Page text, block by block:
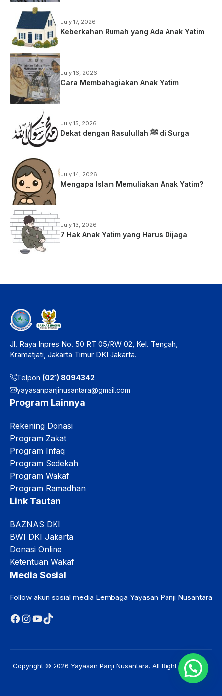
July 17, 2026
Keberkahan Rumah yang Ada Anak Yatim
July 16, 2026
Cara Membahagiakan Anak Yatim
July 15, 2026
Dekat dengan Rasulullah ﷺ di Surga
July 14, 2026
Mengapa Islam Memuliakan Anak Yatim?
July 13, 2026
7 Hak Anak Yatim yang Harus Dijaga
Jl. Raya Inpres No. 50 RT 05/RW 02, Kel. Tengah,
Kramatjati, Jakarta Timur DKI Jakarta.
Telpon (021) 8094342
yayasanpanjinusantara@gmail.com
Program Lainnya
Rekening Donasi
Program Zakat
Program Infaq
Program Sedekah
Program Wakaf
Program Ramadhan
Link Tautan
BAZNAS DKI
BWI DKI Jakarta
Donasi Online
Ketentuan Wakaf
Media Sosial
Follow akun sosial media Lembaga Yayasan Panji Nusantara
Facebook
Instagram
YouTube
TikTok
Copyright © 2026 Yayasan Panji Nusantara. All Right Reserved.